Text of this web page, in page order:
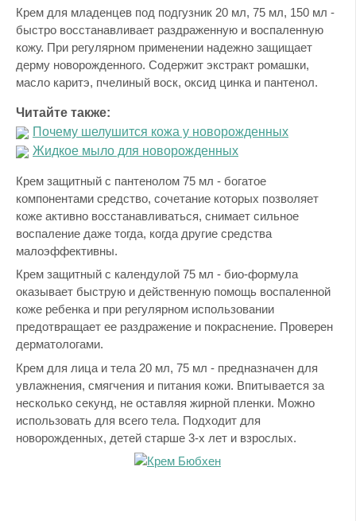
Крем для младенцев под подгузник 20 мл, 75 мл, 150 мл -
быстро восстанавливает раздраженную и воспаленную
кожу. При регулярном применении надежно защищает
дерму новорожденного. Содержит экстракт ромашки,
масло каритэ, пчелиный воск, оксид цинка и пантенол.
Читайте также:
Почему шелушится кожа у новорожденных
Жидкое мыло для новорожденных
Крем защитный с пантенолом 75 мл - богатое
компонентами средство, сочетание которых позволяет
коже активно восстанавливаться, снимает сильное
воспаление даже тогда, когда другие средства
малоэффективны.
Крем защитный с календулой 75 мл - био-формула
оказывает быструю и действенную помощь воспаленной
коже ребенка и при регулярном использовании
предотвращает ее раздражение и покраснение. Проверен
дерматологами.
Крем для лица и тела 20 мл, 75 мл - предназначен для
увлажнения, смягчения и питания кожи. Впитывается за
несколько секунд, не оставляя жирной пленки. Можно
использовать для всего тела. Подходит для
новорожденных, детей старше 3-х лет и взрослых.